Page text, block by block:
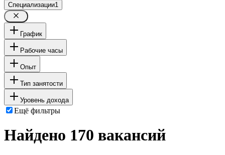
Специализации1
График
Рабочие часы
Опыт
Тип занятости
Уровень дохода
Ещё фильтры
Найдено 170 вакансий